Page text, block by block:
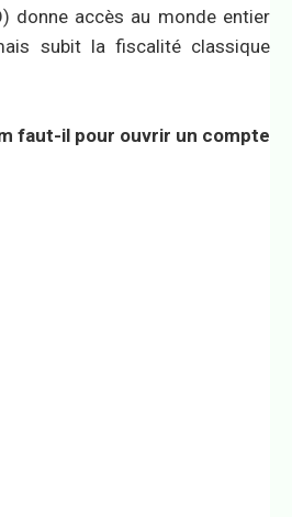
donne accès au monde entier
subit la fiscalité classique
faut-il pour ouvrir un compte